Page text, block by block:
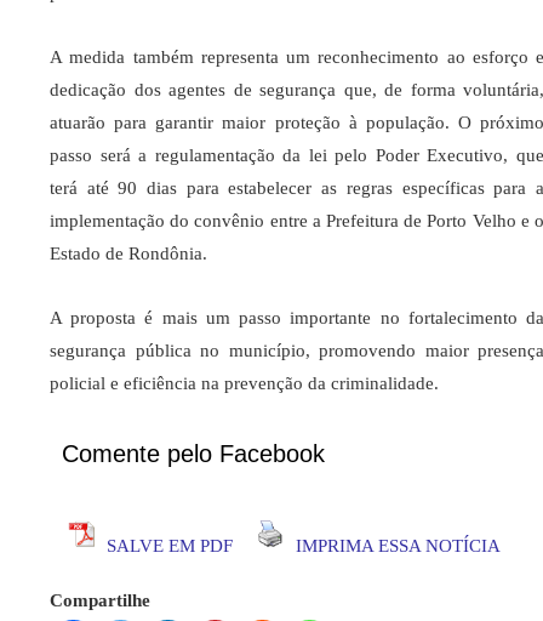
A medida também representa um reconhecimento ao esforço e
dedicação dos agentes de segurança que, de forma voluntária,
atuarão para garantir maior proteção à população. O próximo
passo será a regulamentação da lei pelo Poder Executivo, que
terá até 90 dias para estabelecer as regras específicas para a
implementação do convênio entre a Prefeitura de Porto Velho e o
Estado de Rondônia.
A proposta é mais um passo importante no fortalecimento da
segurança pública no município, promovendo maior presença
policial e eficiência na prevenção da criminalidade.
Comente pelo Facebook
SALVE EM PDF IMPRIMA ESSA NOTÍCIA
Compartilhe